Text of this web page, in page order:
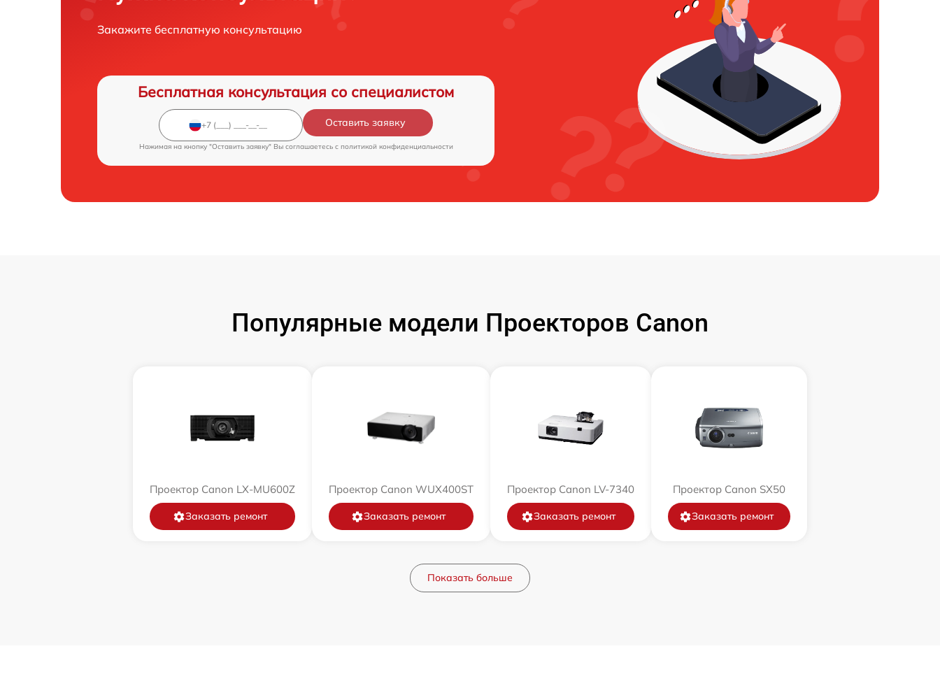
Закажите бесплатную консультацию
Бесплатная консультация со специалистом
Оставить заявку
Нажимая на кнопку "Оставить заявку" Вы соглашаетесь c политикой конфиденциальности
Популярные модели Проекторов Canon
Проектор Canon LX-MU600Z
Заказать ремонт
Проектор Canon WUX400ST
Заказать ремонт
Проектор Canon LV-7340
Заказать ремонт
Проектор Canon SX50
Заказать ремонт
Показать больше